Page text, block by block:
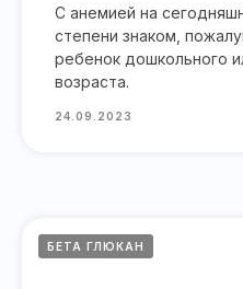
С анемией на
степени знаком,
ребенок дошкольного
возраста.
24.09.2023
БЕТА ГЛЮКАН